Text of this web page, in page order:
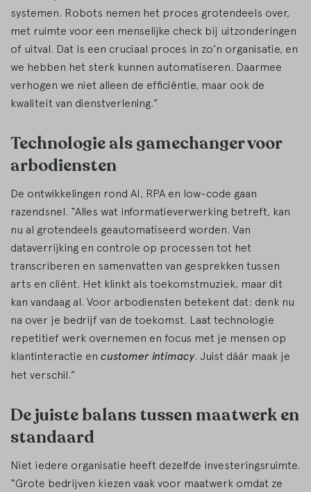
systemen. Robots nemen het proces grotendeels over,
met ruimte voor een menselijke check bij uitzonderingen
of uitval. Dat is een cruciaal proces in zo’n organisatie, en
we hebben het sterk kunnen automatiseren. Daarmee
verhogen we niet alleen de efficiëntie, maar ook de
kwaliteit van dienstverlening.”
Technologie als gamechanger voor
arbodiensten
De ontwikkelingen rond AI, RPA en low-code gaan
razendsnel. “Alles wat informatieverwerking betreft, kan
nu al grotendeels geautomatiseerd worden. Van
dataverrijking en controle op processen tot het
transcriberen en samenvatten van gesprekken tussen
arts en cliënt. Het klinkt als toekomstmuziek, maar dit
kan vandaag al. Voor arbodiensten betekent dat: denk nu
na over je bedrijf van de toekomst. Laat technologie
repetitief werk overnemen en focus met je mensen op
klantinteractie en customer intimacy. Juist dáár maak je
het verschil.”
De juiste balans tussen maatwerk en
standaard
Niet iedere organisatie heeft dezelfde investeringsruimte.
“Grote bedrijven kiezen vaak voor maatwerk omdat ze